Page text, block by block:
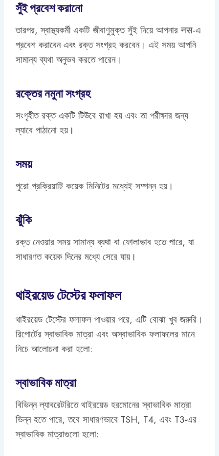
সুঁই প্রবেশ করানো
তারপর, স্বাস্থ্যকর্মী একটি জীবাণুমুক্ত সুঁই দিয়ে আপনার नस-এ
প্রবেশ করাবেন এবং রক্ত সংগ্রহ করবেন। এই সময় আপনি
সামান্য ব্যথা অনুভব করতে পারেন।
রক্তের নমুনা সংগ্রহ
সংগৃহীত রক্ত একটি টিউবে রাখা হয় এবং তা পরীক্ষার জন্য
ল্যাবে পাঠানো হয়।
সময়
পুরো প্রক্রিয়াটি কয়েক মিনিটের মধ্যেই সম্পন্ন হয়।
ঝুঁকি
রক্ত নেওয়ার সময় সামান্য ব্যথা বা ফোলাভাব হতে পারে, যা
সাধারণত কয়েক দিনের মধ্যে সেরে যায়।
থাইরয়েড টেস্টের ফলাফল
থাইরয়েড টেস্টের ফলাফল পাওয়ার পরে, এটি বোঝা খুব জরুরি।
রিপোর্টের স্বাভাবিক মাত্রা এবং অস্বাভাবিক ফলাফলের মানে
নিচে আলোচনা করা হলো:
স্বাভাবিক মাত্রা
বিভিন্ন ল্যাবরেটরিতে থাইরয়েড হরমোনের স্বাভাবিক মাত্রা
ভিন্ন হতে পারে, তবে সাধারণভাবে TSH, T4, এবং T3-এর
স্বাভাবিক মাত্রাগুলো হলো: